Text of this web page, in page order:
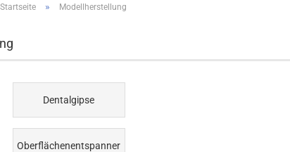
» Modellherstellung
Dentalgipse
Oberflächenentspanner